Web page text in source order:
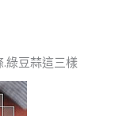
綠豆蒜這三樣